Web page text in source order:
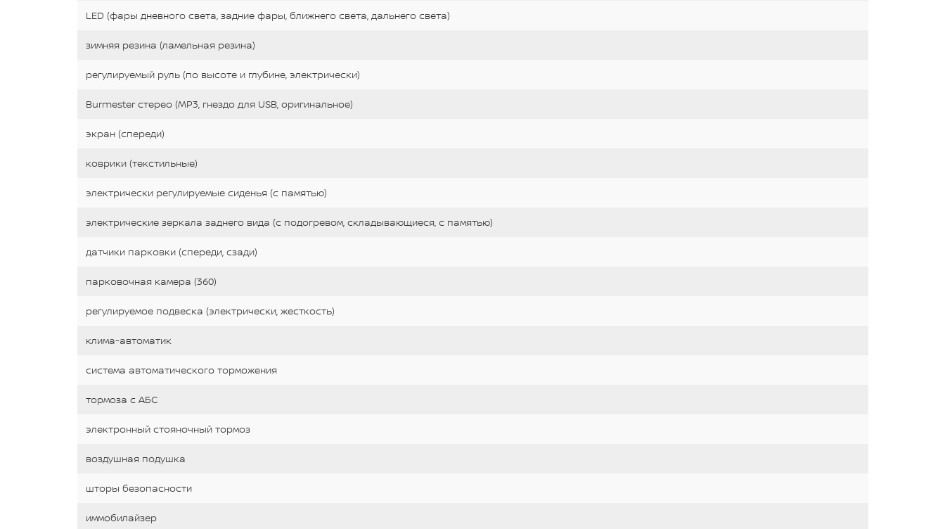
LED (фары дневного света, задние фары, ближнего света, дальнего света)
зимняя резина (ламельная резина)
регулируемый руль (по высоте и глубине, электрически)
Burmester стерео (MP3, гнездо для USB, оригинальное)
экран (спереди)
коврики (текстильные)
электрически регулируемые сиденья (с памятью)
электрические зеркала заднего вида (с подогревом, складывающиеся, с памятью)
датчики парковки (спереди, сзади)
парковочная камера (360)
регулируемое подвеска (электрически, жесткость)
клима-автоматик
система автоматического торможения
тормоза с АБС
электронный стояночный тормоз
воздушная подушка
шторы безопасности
иммобилайзер